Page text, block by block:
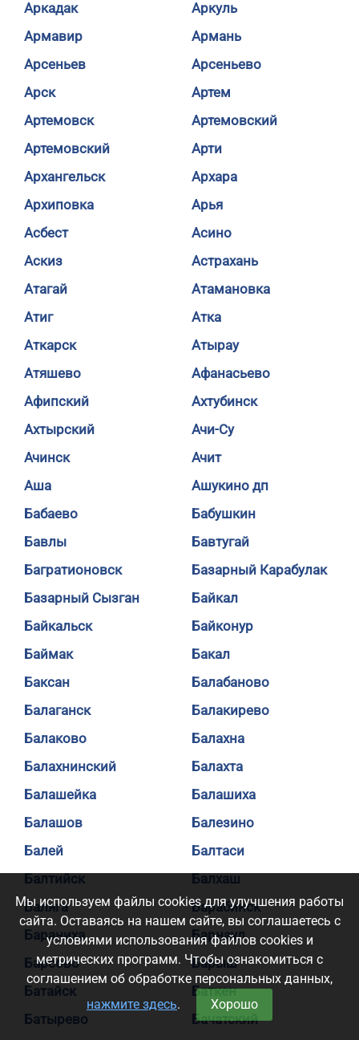
Аркадак
Аркуль
Армавир
Армань
Арсеньев
Арсеньево
Арск
Артем
Артемовск
Артемовский
Артемовский
Арти
Архангельск
Архара
Архиповка
Арья
Асбест
Асино
Аскиз
Астрахань
Атагай
Атамановка
Атиг
Атка
Аткарск
Атырау
Атяшево
Афанасьево
Афипский
Ахтубинск
Ахтырский
Ачи-Су
Ачинск
Ачит
Аша
Ашукино дп
Бабаево
Бабушкин
Бавлы
Бавтугай
Багратионовск
Базарный Карабулак
Базарный Сызган
Байкал
Байкальск
Байконур
Баймак
Бакал
Баксан
Балабаново
Балаганск
Балакирево
Балаково
Балахна
Балахнинский
Балахта
Балашейка
Балашиха
Балашов
Балезино
Балей
Балтаси
Балтийск
Балхаш
Баляга
Барабинск
Бараниха
Барнаул
Барсово
Барыш
Батайск
Баткен
Батырево
Бачатский
Мы используем файлы cookies для улучшения работы
сайта. Оставаясь на нашем сайте, вы соглашаетесь с
условиями использования файлов cookies и
метрических программ. Чтобы ознакомиться с
соглашением об обработке персональных данных,
нажмите здесь. Хорошо